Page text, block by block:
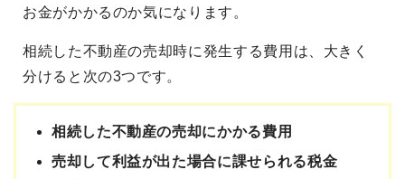
お金がかかるのか気になります。
相続した不動産の売却時に発生する費用は、大きく
分けると次の3つです。
相続した不動産の売却にかかる費用
売却して利益が出た場合に課せられる税金